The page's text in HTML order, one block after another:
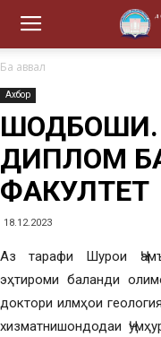
Ба аввал
Ахбор
ШОДБОШИ.
ДИПЛОМ
ФАКУЛТЕТ
18.12.2023
Аз тарафи Шурои
эҳтироми баланди
доктори илмҳои
хизматнишондодаи